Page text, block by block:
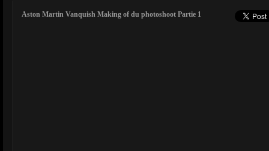
Aston Martin Vanquish Making of du photoshoot Partie 1